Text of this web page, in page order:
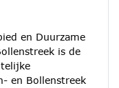
en Duurzame
is de
en Bollenstreek